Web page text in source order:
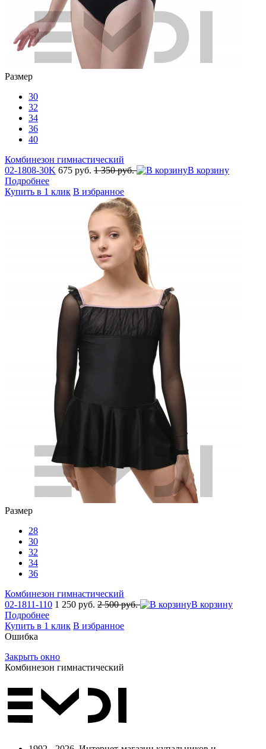
Размер
30
32
34
36
40
Комбинезон гимнастический
02-1808-30K 675 руб. 1 350 руб.
В корзину
Подробнее
Купить в 1 клик В избранное
Размер
28
30
32
34
36
Комбинезон гимнастический
02-1811-110 1 250 руб. 2 500 руб.
В корзину
Подробнее
Купить в 1 клик В избранное
Ошибка
Закрыть окно
Комбинезон гимнастический